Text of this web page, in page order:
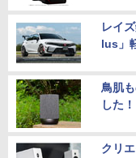
レイ
lus」
鳥肌
した！
クリ